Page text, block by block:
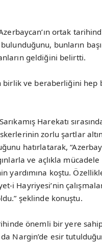
ortak
bunların
geldiğini belirtti.
birlik ve beraberliğini hep
Harekatı
zorlu şartlar
hatırlatarak,
ve açlıkla
yardımına koştu.
i Hayriyesi’nin
şeklinde konuştu.
önemli bir yere
Nargin’de esir